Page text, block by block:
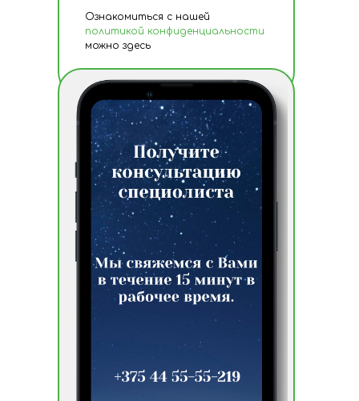
Ознакомиться с нашей
политикой конфиденциальности
можно здесь